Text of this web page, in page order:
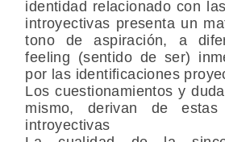
identidad relacionado con
introyectivas presenta un
tono de aspiración, a
feeling (sentido de ser)
por las identificaciones
Los cuestionamientos y
mismo, derivan de estas
introyectivas